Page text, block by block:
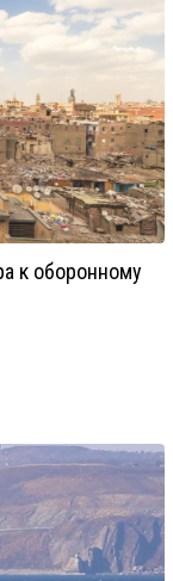
к оборонному